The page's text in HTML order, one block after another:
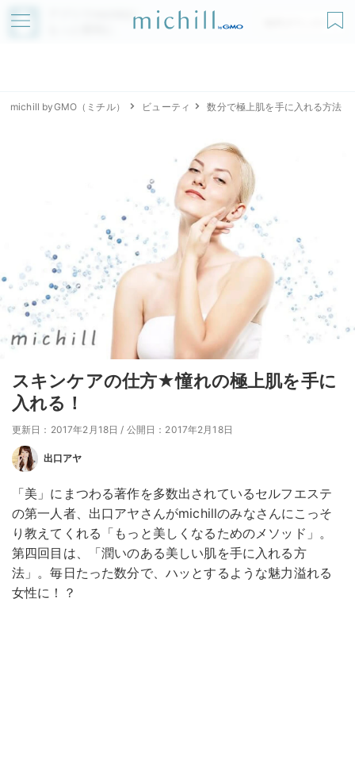
アプリでmichillが
無料ダウンロード
michill byGMO（ミチル） ビューティ 数分で極上肌を手に入れる方法
スキンケアの仕方★憧れの極上肌を手に
入れる！
更新日：2017年2月18日 / 公開日：2017年2月18日
出口アヤ
「美」にまつわる著作を多数出されているセルフエステ
の第一人者、出口アヤさんがmichillのみなさんにこっそ
り教えてくれる「もっと美しくなるためのメソッド」。
第四回目は、「潤いのある美しい肌を手に入れる方
法」。毎日たった数分で、ハッとするような魅力溢れる
女性に！？